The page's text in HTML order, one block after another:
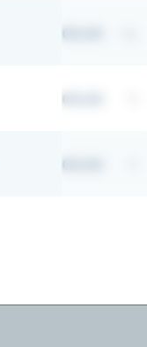
00,00
00,00
00,00